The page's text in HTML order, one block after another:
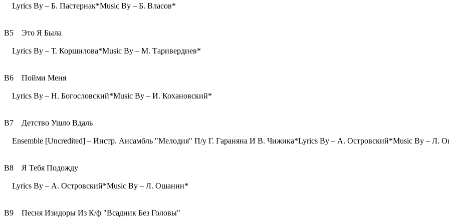
Lyrics By – Б. Пастернак*Music By – Б. Власов*
B5 Это Я Была
Lyrics By – Т. Коршилова*Music By – М. Таривердиев*
B6 Пойми Меня
Lyrics By – Н. Богословский*Music By – И. Кохановский*
B7 Детство Ушло Вдаль
Ensemble [Uncredited] – Инстр. Ансамбль "Мелодия" П/у Г. Гараняна И В. Чижика*Lyrics By – А. Островский*Music By – Л.
B8 Я Тебя Подожду
Lyrics By – А. Островский*Music By – Л. Ошанин*
B9 Песня Изидоры Из К/ф "Всадник Без Головы"